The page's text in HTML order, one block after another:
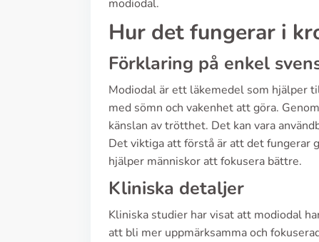
modiodal.
Hur det fungerar i
Förklaring på enkel
Modiodal är ett läkemedel som hjälper
med sömn och vakenhet att göra.
känslan av trötthet. Det kan vara
Det viktiga att förstå är att det fungerar
hjälper människor att fokusera bättre.
Kliniska detaljer
Kliniska studier har visat att modiodal
att bli mer uppmärksamma och